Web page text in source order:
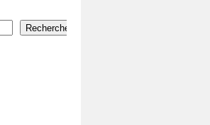
Rechercher